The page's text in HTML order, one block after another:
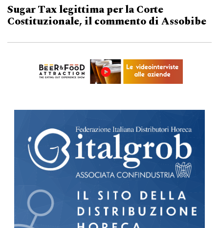
Sugar Tax legittima per la Corte
Costituzionale, il commento di Assobibe